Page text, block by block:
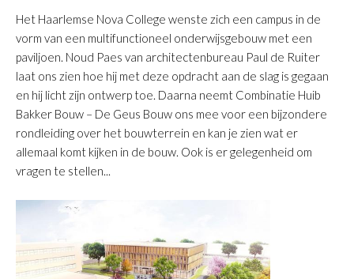
Het Haarlemse Nova College wenste zich een campus in de
vorm van een multifunctioneel onderwijsgebouw met een
paviljoen. Noud Paes van architectenbureau Paul de Ruiter
laat ons zien hoe hij met deze opdracht aan de slag is gegaan
en hij licht zijn ontwerp toe. Daarna neemt Combinatie Huib
Bakker Bouw – De Geus Bouw ons mee voor een bijzondere
rondleiding over het bouwterrein en kan je zien wat er
allemaal komt kijken in de bouw. Ook is er gelegenheid om
vragen te stellen...